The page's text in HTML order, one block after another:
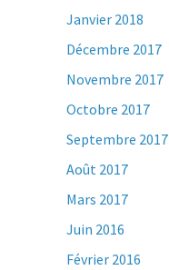
Janvier 2018
Décembre 2017
Novembre 2017
Octobre 2017
Septembre 2017
Août 2017
Mars 2017
Juin 2016
Février 2016